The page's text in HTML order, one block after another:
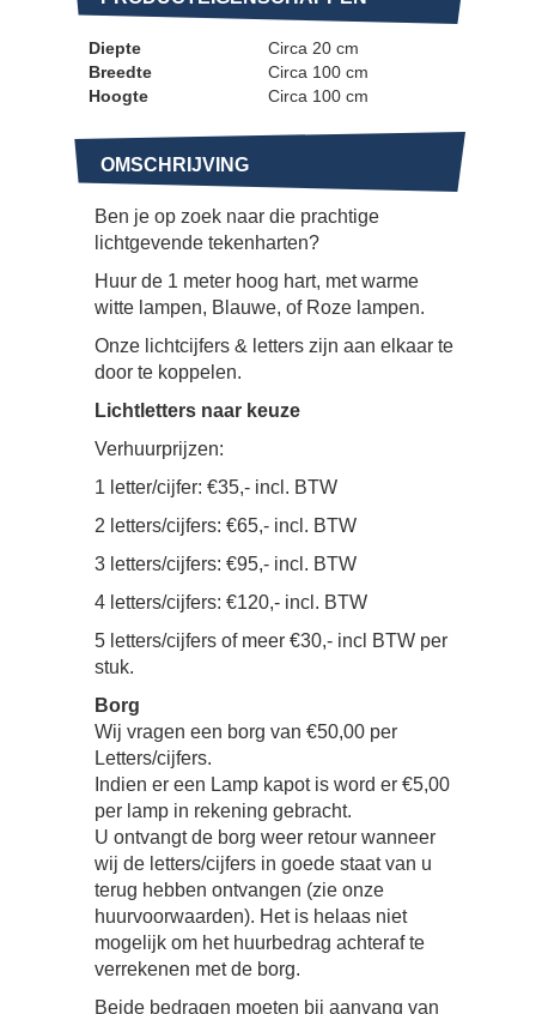
Diepte
Circa 20 cm
Breedte
Circa 100 cm
Hoogte
Circa 100 cm
OMSCHRIJVING
Ben je op zoek naar die prachtige
lichtgevende tekenharten?
Huur de 1 meter hoog hart, met warme
witte lampen, Blauwe, of Roze lampen.
Onze lichtcijfers & letters zijn aan elkaar te
door te koppelen.
Lichtletters naar keuze
Verhuurprijzen:
1 letter/cijfer: €35,- incl. BTW
2 letters/cijfers: €65,- incl. BTW
3 letters/cijfers: €95,- incl. BTW
4 letters/cijfers: €120,- incl. BTW
5 letters/cijfers of meer €30,- incl BTW per
stuk.
Borg
Wij vragen een borg van €50,00 per
Letters/cijfers.
Indien er een Lamp kapot is word er €5,00
per lamp in rekening gebracht.
U ontvangt de borg weer retour wanneer
wij de letters/cijfers in goede staat van u
terug hebben ontvangen (zie onze
huurvoorwaarden). Het is helaas niet
mogelijk om het huurbedrag achteraf te
verrekenen met de borg.
Beide bedragen moeten bij aanvang van